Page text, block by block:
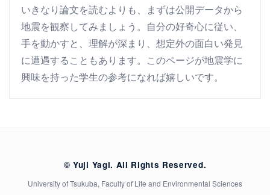
いきなり論文を読むよりも、まずは公開データから
地震を観察してみましょう。自分の好奇心に従い、
手を動かすと、理解が深まり、想定外の面白い発見
に遭遇することもあります。このページが地震学に
興味を持った学生の参考になれば嬉しいです。
© Yuji Yagi. All Rights Reserved.
University of Tsukuba, Faculty of Life and Environmental Sciences